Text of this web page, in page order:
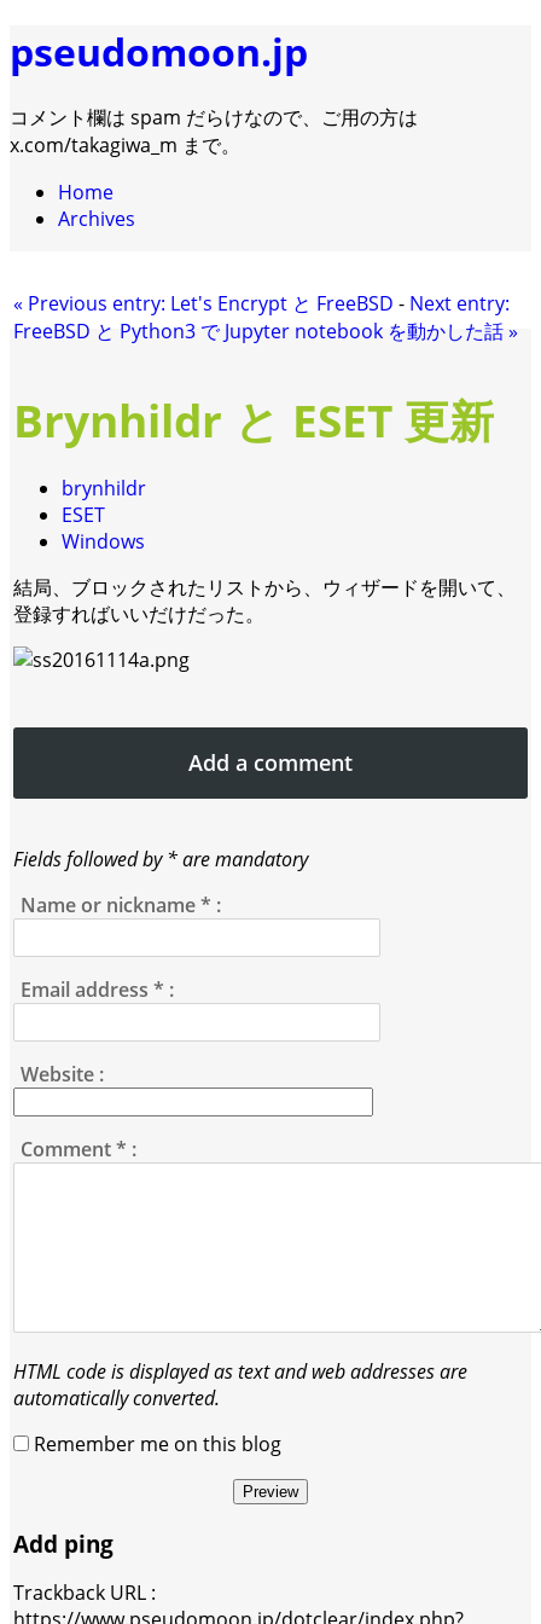
pseudomoon.jp
コメント欄は spam だらけなので、ご用の方は
x.com/takagiwa_m まで。
Home
Archives
« Previous entry: Let's Encrypt と FreeBSD - Next entry:
FreeBSD と Python3 で Jupyter notebook を動かした話»
Brynhildr と ESET 更新
brynhildr
ESET
Windows
結局、ブロックされたリストから、ウィザードを開いて、
登録すればいいだけだった。
Add a comment
Fields followed by * are mandatory
Name or nickname* :
Email address* :
Website :
Comment* :
HTML code is displayed as text and web addresses are
automatically converted.
Remember me on this blog
Preview
Add ping
Trackback URL :